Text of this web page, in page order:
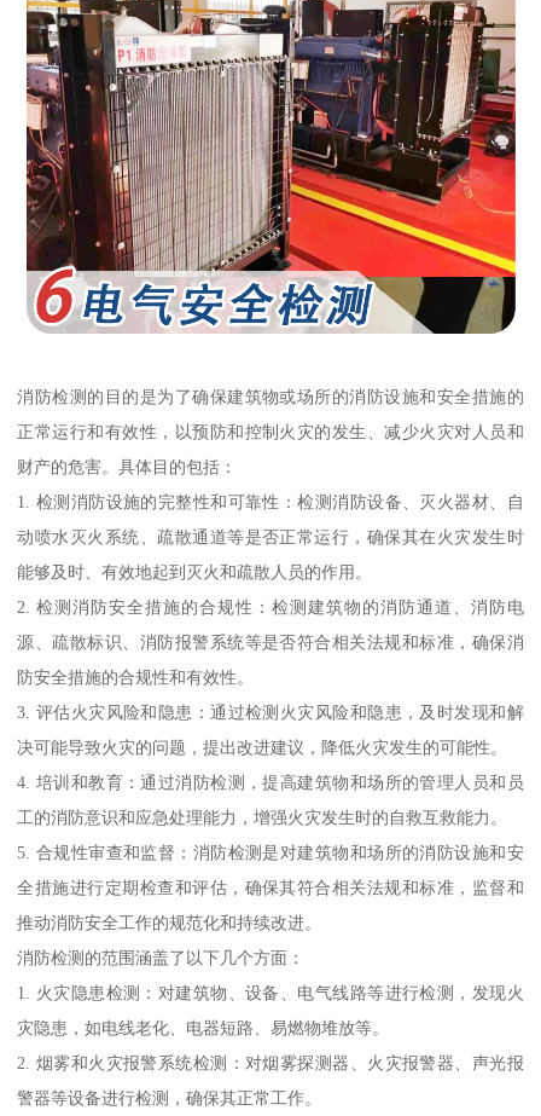
消防检测的目的是为了确保建筑物或场所的消防设施和安全措施的
正常运行和有效性，以预防和控制火灾的发生、减少火灾对人员和
财产的危害。具体目的包括：
1. 检测消防设施的完整性和可靠性：检测消防设备、灭火器材、自
动喷水灭火系统、疏散通道等是否正常运行，确保其在火灾发生时
能够及时、有效地起到灭火和疏散人员的作用。
2. 检测消防安全措施的合规性：检测建筑物的消防通道、消防电
源、疏散标识、消防报警系统等是否符合相关法规和标准，确保消
防安全措施的合规性和有效性。
3. 评估火灾风险和隐患：通过检测火灾风险和隐患，及时发现和解
决可能导致火灾的问题，提出改进建议，降低火灾发生的可能性。
4. 培训和教育：通过消防检测，提高建筑物和场所的管理人员和员
工的消防意识和应急处理能力，增强火灾发生时的自救互救能力。
5. 合规性审查和监督：消防检测是对建筑物和场所的消防设施和安
全措施进行定期检查和评估，确保其符合相关法规和标准，监督和
推动消防安全工作的规范化和持续改进。
消防检测的范围涵盖了以下几个方面：
1. 火灾隐患检测：对建筑物、设备、电气线路等进行检测，发现火
灾隐患，如电线老化、电器短路、易燃物堆放等。
2. 烟雾和火灾报警系统检测：对烟雾探测器、火灾报警器、声光报
警器等设备进行检测，确保其正常工作。